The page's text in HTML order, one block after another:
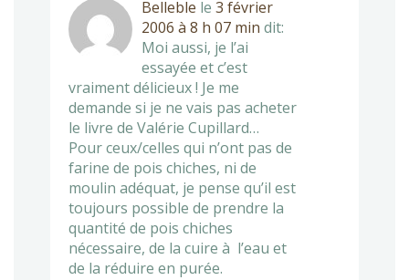
Belleble le 3 février
2006 à 8 h 07 min dit:
Moi aussi, je l’ai
essayée et c’est
vraiment délicieux ! Je me
demande si je ne vais pas acheter
le livre de Valérie Cupillard…
Pour ceux/celles qui n’ont pas de
farine de pois chiches, ni de
moulin adéquat, je pense qu’il est
toujours possible de prendre la
quantité de pois chiches
nécessaire, de la cuire à l’eau et
de la réduire en purée.